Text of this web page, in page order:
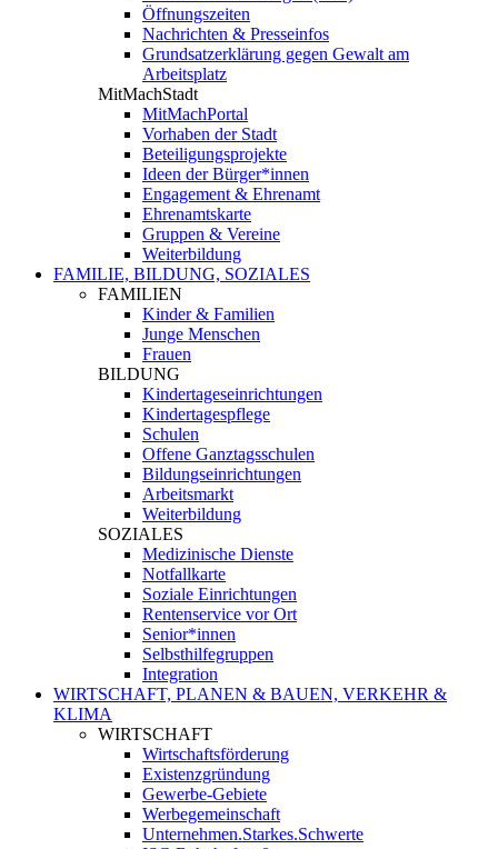
Öffnungszeiten
Nachrichten & Presseinfos
Grundsatzerklärung gegen Gewalt am
Arbeitsplatz
MitMachStadt
MitMachPortal
Vorhaben der Stadt
Beteiligungsprojekte
Ideen der Bürger*innen
Engagement & Ehrenamt
Ehrenamtskarte
Gruppen & Vereine
Weiterbildung
FAMILIE, BILDUNG, SOZIALES
FAMILIEN
Kinder & Familien
Junge Menschen
Frauen
BILDUNG
Kindertageseinrichtungen
Kindertagespflege
Schulen
Offene Ganztagsschulen
Bildungseinrichtungen
Arbeitsmarkt
Weiterbildung
SOZIALES
Medizinische Dienste
Notfallkarte
Soziale Einrichtungen
Rentenservice vor Ort
Senior*innen
Selbsthilfegruppen
Integration
WIRTSCHAFT, PLANEN & BAUEN, VERKEHR &
KLIMA
WIRTSCHAFT
Wirtschaftsförderung
Existenzgründung
Gewerbe-Gebiete
Werbegemeinschaft
Unternehmen.Starkes.Schwerte